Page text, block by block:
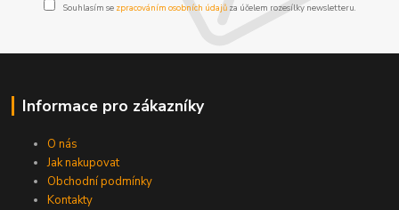
Souhlasím se zpracováním osobních údajůza účelem rozesílky newsletteru.
Informace pro zákazníky
O nás
Jak nakupovat
Obchodní podmínky
Kontakty